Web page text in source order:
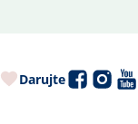
Darujte